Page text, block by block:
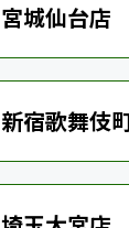
宮城仙台店
新宿歌舞伎